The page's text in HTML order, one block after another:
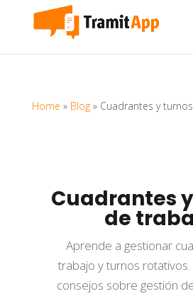
Home » Blog» Cuadrantes y
Cuadrantes
de
Aprende a gestionar
trabajo y turnos
consejos sobre gestión